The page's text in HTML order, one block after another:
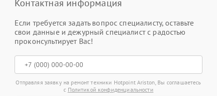
Контактная информация
Если требуется задать вопрос специалисту, оставьте
свои данные и дежурный специалист с радостью
проконсультирует Вас!
Отправляя заявку на ремонт техники Hotpoint Ariston, Вы соглашаетесь
с Политикой конфиденциальности